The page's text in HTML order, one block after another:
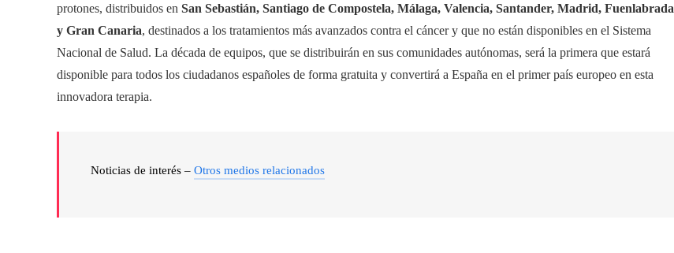
protones, distribuidos en San Sebastián, Santiago de Compostela, Málaga, Valencia, Santander, Madrid, Fuenlabrada
y Gran Canaria, destinados a los tratamientos más avanzados contra el cáncer y que no están disponibles en el Sistema
Nacional de Salud. La década de equipos, que se distribuirán en sus comunidades autónomas, será la primera que estará
disponible para todos los ciudadanos españoles de forma gratuita y convertirá a España en el primer país europeo en esta
innovadora terapia.
Noticias de interés – Otros medios relacionados